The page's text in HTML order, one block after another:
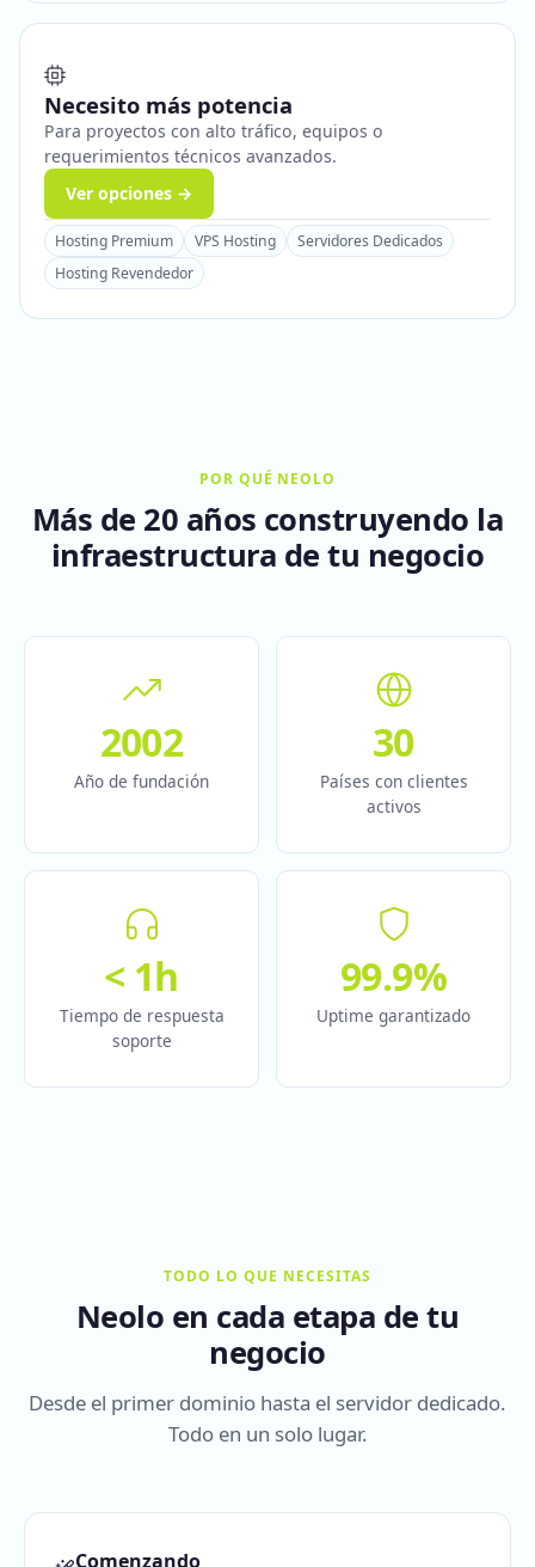
Necesito más potencia
Para proyectos con alto tráfico, equipos o
requerimientos técnicos avanzados.
Ver opciones →
Hosting Premium VPS Hosting
Servidores Dedicados
Hosting Revendedor
POR QUÉ NEOLO
Más de 20 años construyendo la
infraestructura de tu negocio
2002
Año de fundación
30
Países con clientes
activos
< 1h
Tiempo de respuesta
soporte
99.9%
Uptime garantizado
TODO LO QUE NECESITAS
Neolo en cada etapa de tu
negocio
Desde el primer dominio hasta el servidor dedicado.
Todo en un solo lugar.
Comenzando